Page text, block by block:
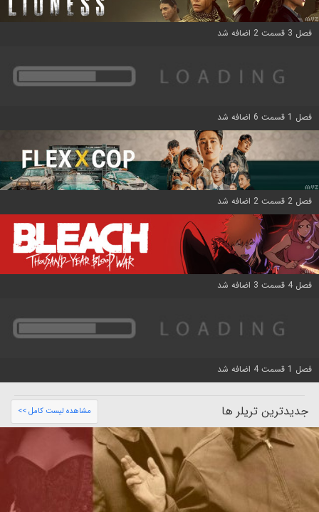
فصل 3 قسمت 2 اضافه شد
فصل 1 قسمت 6 اضافه شد
فصل 2 قسمت 2 اضافه شد
فصل 4 قسمت 3 اضافه شد
فصل 1 قسمت 4 اضافه شد
جدیدترین تریلر ها مشاهده لیست کامل >>